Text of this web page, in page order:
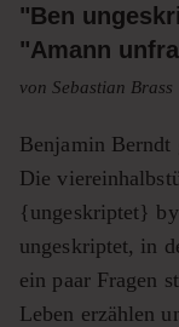
"Ben
"Amann
von Sebastian Brass
Benjamin Berndt
Die
{ungeskriptet}
ungeskriptet, in
ein paar Fragen
Leben erzählen